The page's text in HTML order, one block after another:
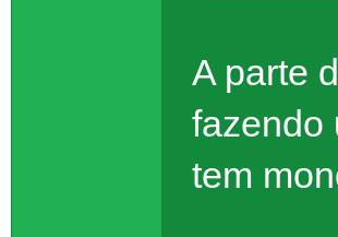
A parte
fazendo
tem